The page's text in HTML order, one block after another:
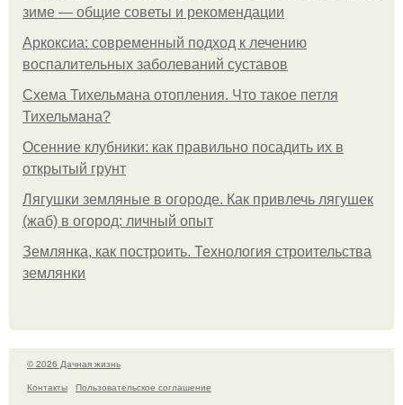
зиме — общие советы и рекомендации
Аркоксиа: современный подход к лечению
воспалительных заболеваний суставов
Схема Тихельмана отопления. Что такое петля
Тихельмана?
Осенние клубники: как правильно посадить их в
открытый грунт
Лягушки земляные в огороде. Как привлечь лягушек
(жаб) в огород: личный опыт
Землянка, как построить. Технология строительства
землянки
© 2026 Дачная жизнь
Контакты
Пользовательское соглашение